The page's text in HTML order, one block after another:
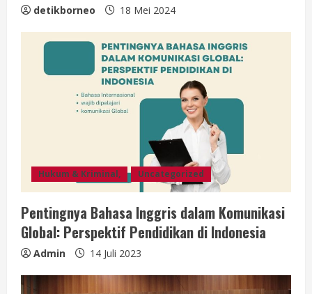
detikborneo 18 Mei 2024
Hukum & Kriminal, Uncategorized
Pentingnya Bahasa Inggris dalam Komunikasi
Global: Perspektif Pendidikan di Indonesia
Admin 14 Juli 2023